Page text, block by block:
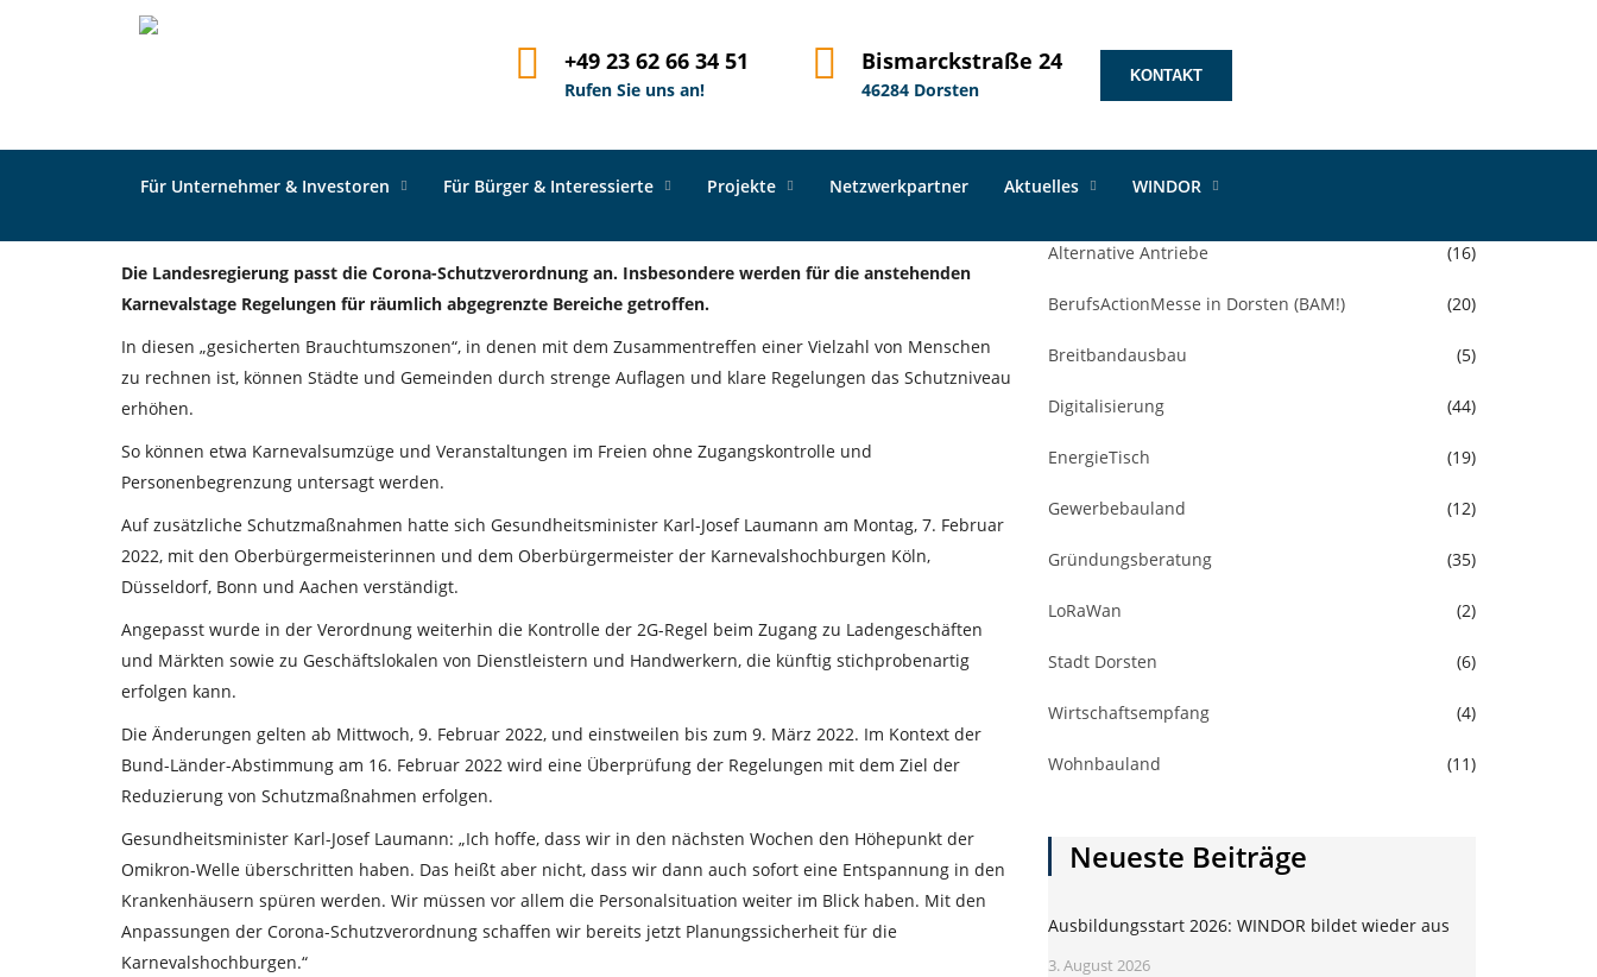
+49 23 62 66 34 51
Rufen Sie uns an!
Bismarckstraße 24
46284 Dorsten
KONTAKT
Für Unternehmer & Investoren Für Bürger & Interessierte Projekte Netzwerkpartner Aktuelles WINDOR
Neue Corona-Schutzverordnung ab 09. Februar
Die Landesregierung passt die Corona-Schutzverordnung an. Insbesondere werden für die anstehenden
Karnevalstage Regelungen für räumlich abgegrenzte Bereiche getroffen.
In diesen „gesicherten Brauchtumszonen“, in denen mit dem Zusammentreffen einer Vielzahl von Menschen
zu rechnen ist, können Städte und Gemeinden durch strenge Auflagen und klare Regelungen das Schutzniveau
erhöhen.
So können etwa Karnevalsumzüge und Veranstaltungen im Freien ohne Zugangskontrolle und
Personenbegrenzung untersagt werden.
Auf zusätzliche Schutzmaßnahmen hatte sich Gesundheitsminister Karl-Josef Laumann am Montag, 7. Februar
2022, mit den Oberbürgermeisterinnen und dem Oberbürgermeister der Karnevalshochburgen Köln,
Düsseldorf, Bonn und Aachen verständigt.
Angepasst wurde in der Verordnung weiterhin die Kontrolle der 2G-Regel beim Zugang zu Ladengeschäften
und Märkten sowie zu Geschäftslokalen von Dienstleistern und Handwerkern, die künftig stichprobenartig
erfolgen kann.
Die Änderungen gelten ab Mittwoch, 9. Februar 2022, und einstweilen bis zum 9. März 2022. Im Kontext der
Bund-Länder-Abstimmung am 16. Februar 2022 wird eine Überprüfung der Regelungen mit dem Ziel der
Reduzierung von Schutzmaßnahmen erfolgen.
Gesundheitsminister Karl-Josef Laumann: „Ich hoffe, dass wir in den nächsten Wochen den Höhepunkt der
Omikron-Welle überschritten haben. Das heißt aber nicht, dass wir dann auch sofort eine Entspannung in den
Krankenhäusern spüren werden. Wir müssen vor allem die Personalsituation weiter im Blick haben. Mit den
Anpassungen der Corona-Schutzverordnung schaffen wir bereits jetzt Planungssicherheit für die
Karnevalshochburgen.“
Alternative Antriebe (16)
BerufsActionMesse in Dorsten (BAM!) (20)
Breitbandausbau (5)
Digitalisierung (44)
EnergieTisch (19)
Gewerbebauland (12)
Gründungsberatung (35)
LoRaWan (2)
Stadt Dorsten (6)
Wirtschaftsempfang (4)
Wohnbauland (11)
Neueste Beiträge
Ausbildungsstart 2026: WINDOR bildet wieder aus
3. August 2026